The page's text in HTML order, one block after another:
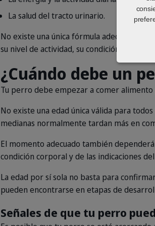
La salud del tracto urinario.
No existe una única fórmula adecuada
su nivel de actividad, su condición
¿Cuándo debe un
Tu perro debe empezar a comer alimento
No existe una edad única válida para
medianas normalmente tardan más en
El momento adecuado también
condición corporal y de las indicaciones
La edad por sí sola no basta para
pueden encontrarse en etapas de
Señales de que tu perro